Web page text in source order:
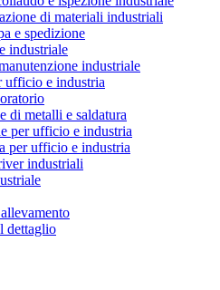
di materiali industriali
e spedizione
industriale
industriale
ufficio e industria
di metalli e saldatura
per ufficio e industria
per ufficio e industria
industriali
dettaglio